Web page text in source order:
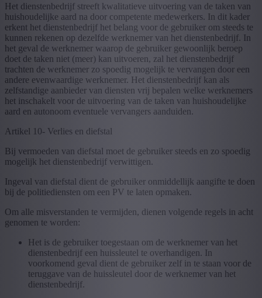
Het dienstenbedrijf streeft kwalitatieve uitvoering van de taken van
huishoudelijke aard na door competente medewerkers. In dit kader
erkent het dienstenbedrijf het belang voor de gebruiker om steeds te
kunnen rekenen op dezelfde werknemer van het dienstenbedrijf. In
het geval de werknemer waarop de gebruiker gewoonlijk beroep
doet de taken niet (meer) kan uitvoeren, zal het dienstenbedrijf
trachten de werknemer zo spoedig mogelijk te vervangen door een
andere evenwaardige werknemer. Het dienstenbedrijf kan als
zelfstandige aanbieder van diensten vrij bepalen welke werknemers
het inschakelt voor de uitvoering van de taken van huishoudelijke
aard en autonoom eventuele vervangers aanduiden.
Artikel 10- Verlies en diefstal
Bij vermoeden van diefstal moet de gebruiker steeds en zo spoedig
mogelijk het dienstenbedrijf verwittigen.
Ingeval van diefstal dient de gebruiker onmiddellijk aangifte te doen
bij de politiediensten om een PV te laten opmaken.
Om alle misverstanden te vermijden, dienen volgende regels in acht
genomen te worden:
Het is de gebruiker toegestaan om de werknemer van het
dienstenbedrijf een huissleutel te overhandigen. In
voorkomend geval dient de gebruiker zelf in te staan voor de
teruggave van de huissleutel door de werknemer van het
dienstenbedrijf.